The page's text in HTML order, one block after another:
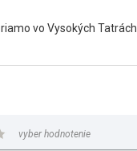
vo Vysokých Tatrách.
vyber hodnotenie